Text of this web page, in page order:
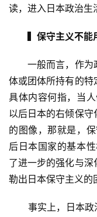
读，进入日本政治生
▍保守主义不
一般而言，作为
体或团体所持有的
具体内容何指，当
以后日本的右倾保
的图像，那就是，
后日本国家的基本
了进一步的强化与
勒出日本保守主义的
事实上，日本政